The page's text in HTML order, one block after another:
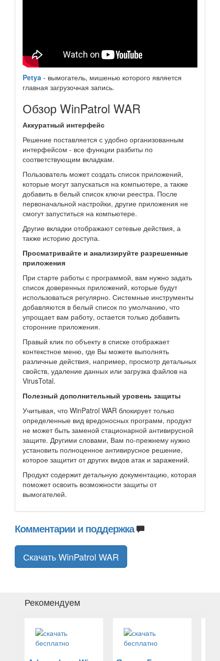
Petya - вымогатель, мишенью которого является
главная загрузочная запись.
Обзор WinPatrol WAR
Аккуратный интерфейс
Решение поставляется с удобно организованным
интерфейсом - все функции разбиты по
соответствующим вкладкам.
Пользователь может создать список приложений,
которые могут запускаться на компьютере, а также
добавить в белый список ключи реестра. После
первоначальной настройки, другие приложения не
смогут запуститься на компьютере.
Другие вкладки отображают сетевые действия, а
также историю доступа.
Просматривайте и анализируйте разрешенные
приложения
При старте работы с программой, вам нужно задать
список доверенных приложений, которые будут
использоваться регулярно. Системные инструменты
добавляются в белый список по умолчанию, что
упрощает вам работу, остается только добавить
сторонние приложения.
Правый клик по объекту в списке отображает
контекстное меню, где Вы можете выполнять
различные действия, например, просмотр детальных
свойств, удаление данных или загрузка файлов на
VirusTotal.
Полезный дополнительный уровень защиты
Учитывая, что WinPatrol WAR блокирует только
определенные вид вредоносных программ, продукт
не может быть заменой стационарной антивирусной
защите. Другими словами, Вам по-прежнему нужно
установить полноценное антивирусное решение,
которое защитит от других видов атак и заражений.
Продукт содержит детальную документацию, которая
поможет освоить возможности защиты от
вымогателей.
Комментарии и поддержка
Скачать WinPatrol WAR
Рекомендуем